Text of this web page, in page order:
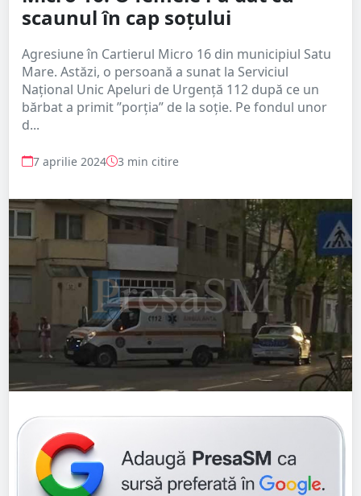
scaunul în cap soțului
Agresiune în Cartierul Micro 16 din municipiul Satu
Mare. Astăzi, o persoană a sunat la Serviciul
Național Unic Apeluri de Urgență 112 după ce un
bărbat a primit ”porția” de la soție. Pe fondul unor
d...
7 aprilie 2024 3 min citire